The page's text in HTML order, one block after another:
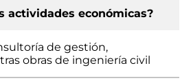
actividades económicas?
de gestión,
obras de ingeniería civil